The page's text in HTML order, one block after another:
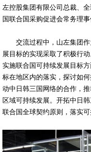
左控股集团有限公司总裁、
国联合国采购促进会常务理
交流过程中，山左集团作
展目标的实现采取了积极行
实施联合国可持续发展目标
标在地区内的落实，探讨如
动中日韩三国网络的合作，
区域可持续发展。开拓中日
联合国全球契约原则，落实可